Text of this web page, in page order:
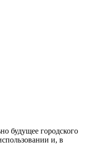
будущее городского
и, в